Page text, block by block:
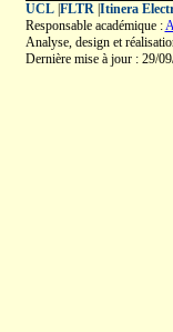
UCL| FLTR| Itinera
Responsable académique :
Analyse, design et
Dernière mise à jour : 29/